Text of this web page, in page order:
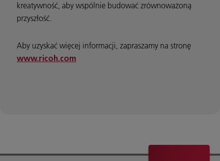
kreatywność, aby wspólnie budować zrównoważoną
przyszłość.
Aby uzyskać więcej informacji, zapraszamy na stronę
www.ricoh.com